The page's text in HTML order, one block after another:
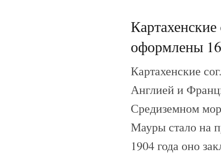
оформлены
Картахенские
Англией и
Средиземном
Мауры стало на
1904 года оно